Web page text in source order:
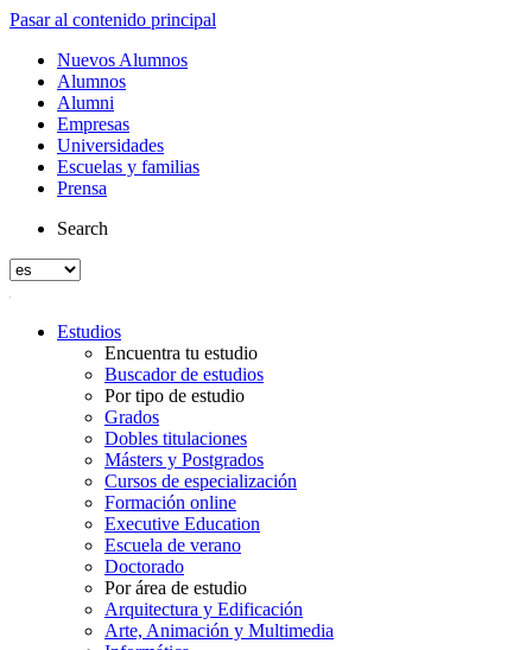
Pasar al contenido principal
Nuevos Alumnos
Alumnos
Alumni
Empresas
Universidades
Escuelas y familias
Prensa
Search
Estudios
Encuentra tu estudio
Buscador de estudios
Por tipo de estudio
Grados
Dobles titulaciones
Másters y Postgrados
Cursos de especialización
Formación online
Executive Education
Escuela de verano
Doctorado
Por área de estudio
Arquitectura y Edificación
Arte, Animación y Multimedia